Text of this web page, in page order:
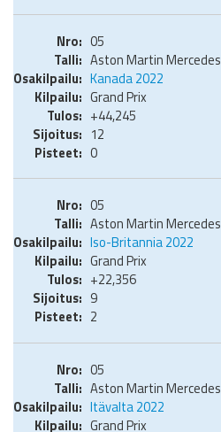
05
Aston Martin Mercedes
Kanada 2022
Grand Prix
+44,245
12
0
05
Aston Martin Mercedes
Iso-Britannia 2022
Grand Prix
+22,356
9
2
05
Aston Martin Mercedes
Itävalta 2022
Grand Prix